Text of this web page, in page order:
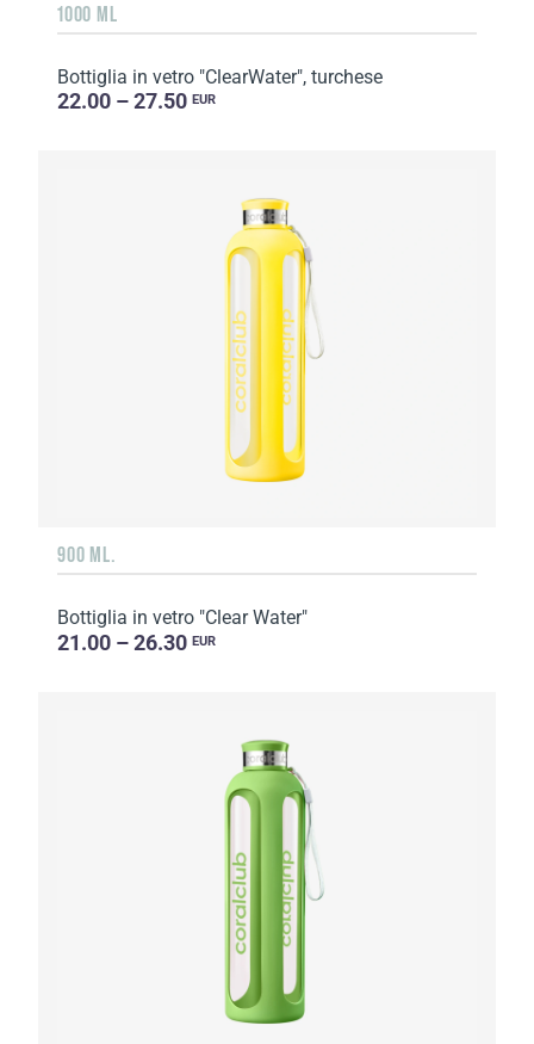
1000 ML
Bottiglia in vetro "ClearWater", turchese
22.00 – 27.50 EUR
900 ML.
Bottiglia in vetro "Clear Water"
21.00 – 26.30 EUR